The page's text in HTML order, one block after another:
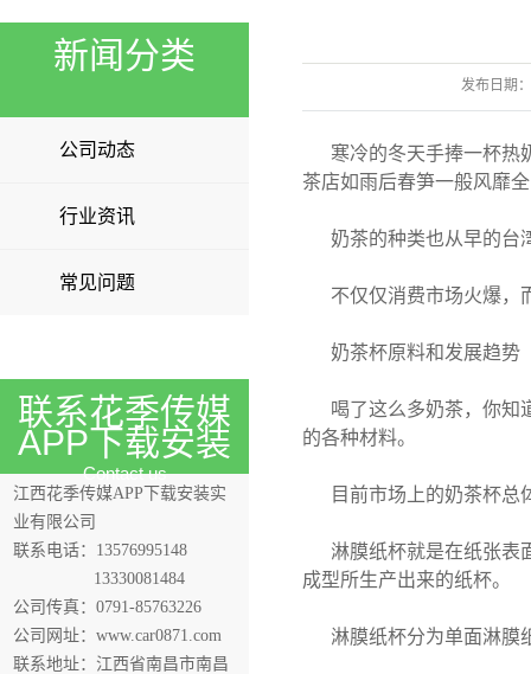
新闻分类
公司动态
行业资讯
常见问题
联系花季传媒
APP下载安装
Contact us
江西花季传媒APP下载安装实
业有限公司
联系电话：13576995148
13330081484
公司传真：0791-85763226
公司网址：www.car0871.com
联系地址：江西省南昌市南昌
发布日期：
寒冷的冬天手捧一杯热
茶店如雨后春笋一般风靡
奶茶的种类也从早的台
不仅仅消费市场火爆，
奶茶杯原料和发展趋势
喝了这么多奶茶，你知
的各种材料。
目前市场上的奶茶杯总
淋膜纸杯就是在纸张表
成型所生产出来的纸杯。
淋膜纸杯分为单面淋膜